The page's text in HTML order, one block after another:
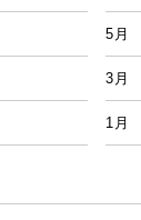
5月
3月
1月